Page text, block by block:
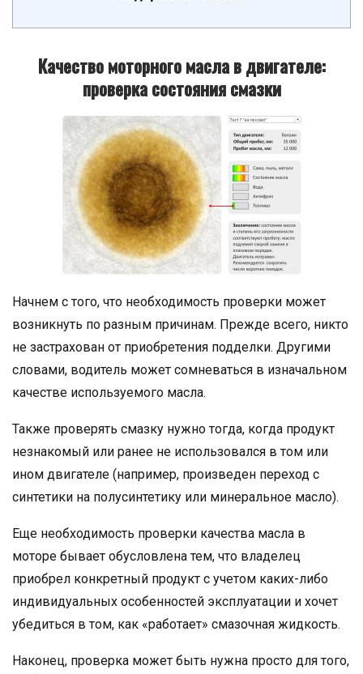
Качество моторного масла в двигателе:
проверка состояния смазки
Начнем с того, что необходимость проверки может
возникнуть по разным причинам. Прежде всего, никто
не застрахован от приобретения подделки. Другими
словами, водитель может сомневаться в изначальном
качестве используемого масла.
Также проверять смазку нужно тогда, когда продукт
незнакомый или ранее не использовался в том или
ином двигателе (например, произведен переход с
синтетики на полусинтетику или минеральное масло).
Еще необходимость проверки качества масла в
моторе бывает обусловлена тем, что владелец
приобрел конкретный продукт с учетом каких-либо
индивидуальных особенностей эксплуатации и хочет
убедиться в том, как «работает» смазочная жидкость.
Наконец, проверка может быть нужна просто для того,